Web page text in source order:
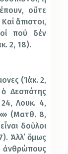
οὔτε
ἄπιστοι,
πού δέν
2, 18).
(Ἰάκ. 2,
Δεσπότης
Λουκ. 4,
(Ματθ. 8,
δοῦλοι
Ἀλλ᾿ ὅμως